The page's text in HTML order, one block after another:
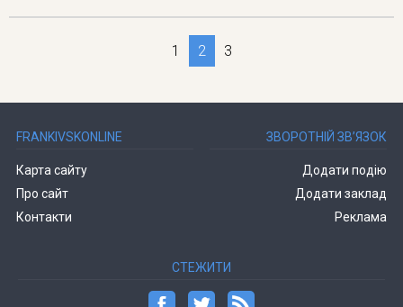
1 2 3
FRANKIVSKONLINE
Карта сайту
Про сайт
Контакти
ЗВОРОТНІЙ ЗВ’ЯЗОК
Додати подію
Додати заклад
Реклама
СТЕЖИТИ